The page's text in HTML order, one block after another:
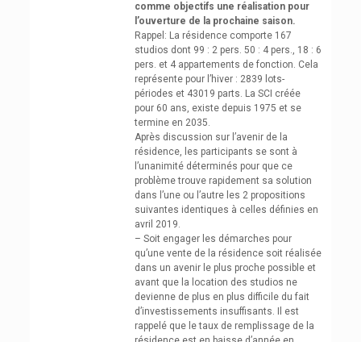
comme objectifs une réalisation pour
l’ouverture de la prochaine saison.
Rappel: La résidence comporte 167
studios dont 99 : 2 pers. 50 : 4 pers., 18 : 6
pers. et 4 appartements de fonction. Cela
représente pour l’hiver : 2839 lots-
périodes et 43019 parts. La SCI créée
pour 60 ans, existe depuis 1975 et se
termine en 2035.
Après discussion sur l’avenir de la
résidence, les participants se sont à
l’unanimité déterminés pour que ce
problème trouve rapidement sa solution
dans l’une ou l’autre les 2 propositions
suivantes identiques à celles définies en
avril 2019.
– Soit engager les démarches pour
qu’une vente de la résidence soit réalisée
dans un avenir le plus proche possible et
avant que la location des studios ne
devienne de plus en plus difficile du fait
d’investissements insuffisants. Il est
rappelé que le taux de remplissage de la